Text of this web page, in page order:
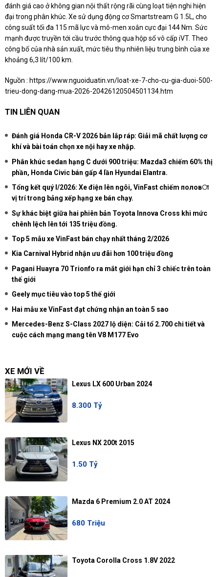
đánh giá cao ở không gian nội thất rộng rãi cùng loạt tiện nghi hiện
đại trong phân khúc. Xe sử dụng động cơ Smartstream G 1.5L, cho
công suất tối đa 115 mã lực và mô-men xoắn cực đại 144 Nm. Sức
mạnh được truyền tới cầu trước thông qua hộp số vô cấp iVT. Theo
công bố của nhà sản xuất, mức tiêu thụ nhiên liệu trung bình của xe
khoảng 6,3 lít/100 km.
Nguồn : https://www.nguoiduatin.vn/loat-xe-7-cho-cu-gia-duoi-500-
trieu-dong-dang-mua-2026-20426120504501134.htm
TIN LIÊN QUAN
Đánh giá Honda CR-V 2026 bản lắp ráp: Giải mã chất lượng cơ
khí và bài toán chọn xe nội hay xe nhập.
Phân khúc sedan hạng C dưới 900 triệu: Mazda3 chiếm 60% thị
phần, Honda Civic bán gấp 4 lần Hyundai Elantra.
Tổng kết quý I/2026: Xe điện lên ngôi, VinFast chiếm половা
vị trí trong bảng xếp hạng xe bán chạy.
Sự khác biệt giữa hai phiên bản Toyota Innova Cross khi mức
chênh lệch lên tới 135 triệu đồng.
Top 5 mẫu xe VinFast bán chạy nhất tháng 2/2026
Kia Carnival Hybrid nhận ưu đãi hơn 100 triệu đồng
Pagani Huayra 70 Trionfo ra mắt giới hạn chỉ 3 chiếc trên toàn
thế giới
Geely mục tiêu vào top 5 thế giới
Hai mẫu xe VinFast đạt chứng nhận an toàn 5 sao
Mercedes-Benz S-Class 2027 lộ diện: Cải tổ 2.700 chi tiết và
cuộc cách mạng mang tên V8 M177 Evo
XE MỚI VỀ
Lexus LX 600 Urban 2024
8.300 Tỷ
Lexus NX 200t 2015
1.50 Tỷ
Mazda 6 Premium 2.0 AT 2024
680 Triệu
Toyota Corolla Cross 1.8V 2022